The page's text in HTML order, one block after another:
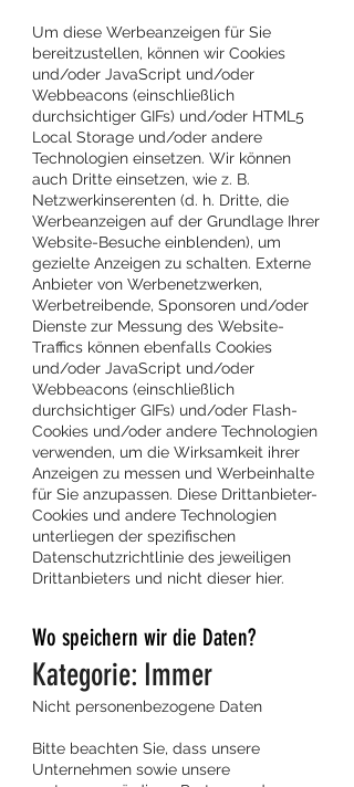
Um diese Werbeanzeigen für Sie
bereitzustellen, können wir Cookies
und/oder JavaScript und/oder
Webbeacons (einschließlich
durchsichtiger GIFs) und/oder HTML5
Local Storage und/oder andere
Technologien einsetzen. Wir können
auch Dritte einsetzen, wie z. B.
Netzwerkinserenten (d. h. Dritte, die
Werbeanzeigen auf der Grundlage Ihrer
Website-Besuche einblenden), um
gezielte Anzeigen zu schalten. Externe
Anbieter von Werbenetzwerken,
Werbetreibende, Sponsoren und/oder
Dienste zur Messung des Website-
Traffics können ebenfalls Cookies
und/oder JavaScript und/oder
Webbeacons (einschließlich
durchsichtiger GIFs) und/oder Flash-
Cookies und/oder andere Technologien
verwenden, um die Wirksamkeit ihrer
Anzeigen zu messen und Werbeinhalte
für Sie anzupassen. Diese Drittanbieter-
Cookies und andere Technologien
unterliegen der spezifischen
Datenschutzrichtlinie des jeweiligen
Drittanbieters und nicht dieser hier.
Wo speichern wir die Daten?
Kategorie: Immer
Nicht personenbezogene Daten
Bitte beachten Sie, dass unsere
Unternehmen sowie unsere